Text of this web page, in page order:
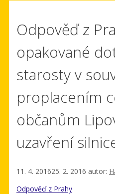
Odpověď z
opakované
starosty v
proplacením
občanům
uzavření
11. 4. 201625. 2. 2016 autor:
Odpověď z Prahy